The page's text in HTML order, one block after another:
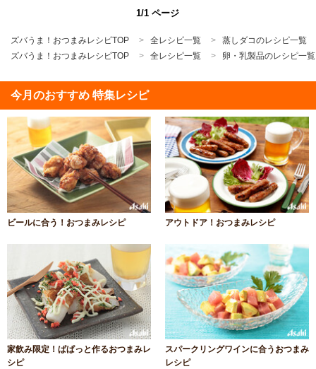
1/1 ページ
ズバうま！おつまみレシピTOP 全レシピ一覧
蒸しダコのレシピ一覧
ズバうま！おつまみレシピTOP
全レシピ一覧 卵・乳製品のレシピ一覧
今月のおすすめ 特集レシピ
ビールに合う！おつまみレシピ アウトドア！おつまみレシピ
家飲み限定！ぱぱっと作るおつまみレ
シピ
スパークリングワインに合うおつまみ
レシピ